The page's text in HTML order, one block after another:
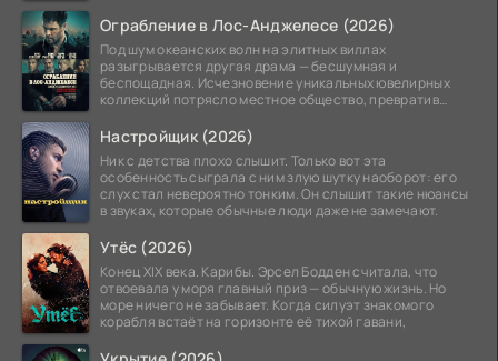
Ограбление в Лос-Анджелесе (2026)
Под шум океанских волн на элитных виллах
разыгрывается другая драма — бесшумная и
беспощадная. Исчезновение уникальных ювелирных
коллекций потрясло местное общество, превратив
Настройщик (2026)
Ник с детства плохо слышит. Только вот эта
особенность сыграла с ним злую шутку наоборот: его
слух стал невероятно тонким. Он слышит такие нюансы
в звуках, которые обычные люди даже не замечают.
Утёс (2026)
Конец XIX века. Карибы. Эрсел Бодден считала, что
отвоевала у моря главный приз — обычную жизнь. Но
море ничего не забывает. Когда силуэт знакомого
корабля встаёт на горизонте её тихой гавани,